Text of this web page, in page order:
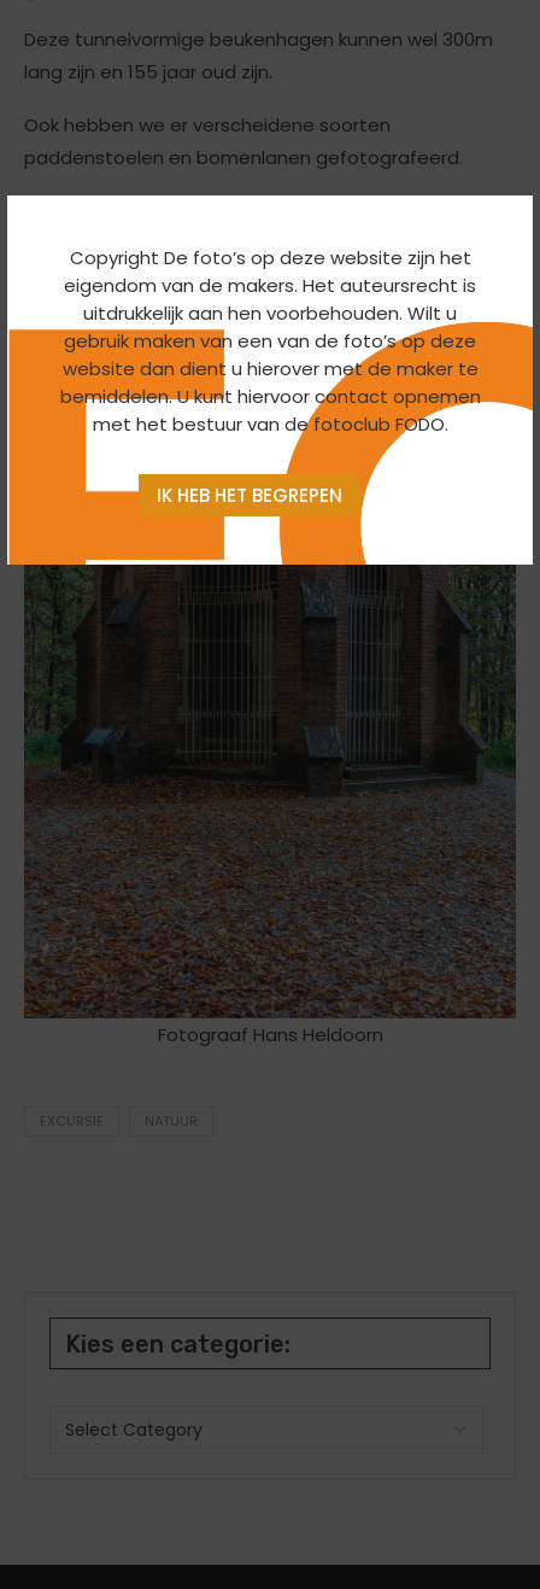
Copyright De foto’s op deze website zijn het
eigendom van de makers. Het auteursrecht is
uitdrukkelijk aan hen voorbehouden. Wilt u
gebruik maken van een van de foto’s op deze
website dan dient u hierover met de maker te
bemiddelen. U kunt hiervoor contact opnemen
met het bestuur van de fotoclub FODO.
IK HEB HET BEGREPEN
Deze tunnelvormige beukenhagen kunnen wel 300m
lang zijn en 155 jaar oud zijn.
Ook hebben we er verscheidene soorten
paddenstoelen en bomenlanen gefotografeerd.
Fotograaf Hans Heldoorn
EXCURSIE NATUUR
Kies een categorie: